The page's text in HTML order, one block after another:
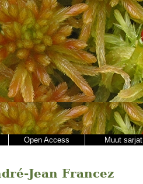
Open Access Muut sarjat
Jean Francez